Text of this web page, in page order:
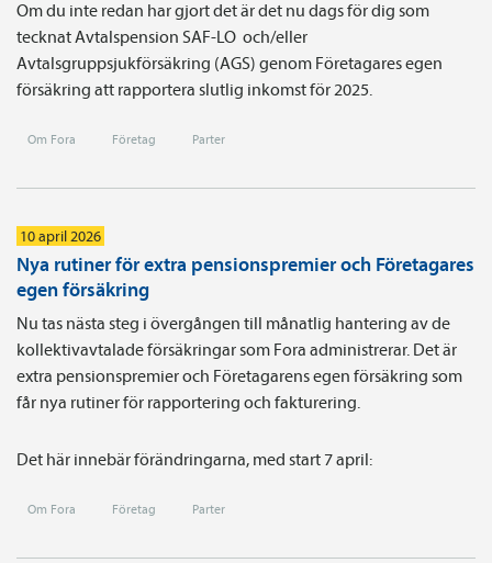
Om du inte redan har gjort det är det nu dags för dig som
tecknat Avtals­pension SAF-LO och/eller
Avtalsgruppsjukförsäkring (AGS) genom Företagares egen
försäkring att rapportera slutlig inkomst för 2025.
Om Fora Företag Parter
10 april 2026
Nya rutiner för extra pensionspremier och Företagares
egen försäkring
Nu tas nästa steg i övergången till månatlig hantering av de
kollektivavtalade försäkringar som Fora administrerar. Det är
extra pensionspremier och Företagarens egen försäkring som
får nya rutiner för rapportering och fakturering.
Det här innebär förändringarna, med start 7 april:
Om Fora Företag Parter